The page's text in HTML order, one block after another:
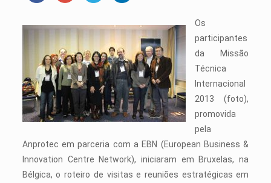
Os
participantes
da Missão
Técnica
Internacional
2013 (foto),
promovida
pela
Anprotec em parceria com a EBN (European Business &
Innovation Centre Network), iniciaram em Bruxelas, na
Bélgica, o roteiro de visitas e reuniões estratégicas em